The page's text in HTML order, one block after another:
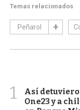
Temas relacionados
Peñarol
1
Así
One23 y a